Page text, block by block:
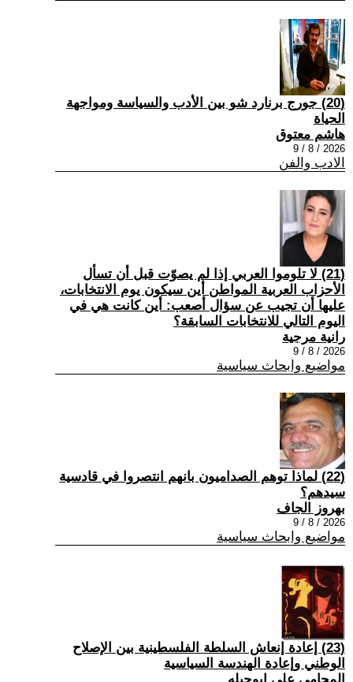
(20) جورج برنارد شو بين الأدب والسياسة ومواجهة
الحياة
هاشم معتوق
2026 / 8 / 9
الادب والفن
(21) لا تلوموا العربي إذا لم يصوّت قبل أن تسأل
الأحزاب العربية المواطن أين سيكون يوم الانتخابات،
عليها أن تجيب عن سؤال أصعب: أين كانت هي في
اليوم التالي للانتخابات السابقة؟
رانية مرجية
2026 / 8 / 9
مواضيع وابحاث سياسية
(22) ‏لماذا توهم الصداميون بانهم انتصروا في قادسية
سيدهم؟
بهروز الجاف
2026 / 8 / 9
مواضيع وابحاث سياسية
(23) إعادة إنعاش السلطة الفلسطينية بين الإصلاح
الوطني وإعادة الهندسة السياسية